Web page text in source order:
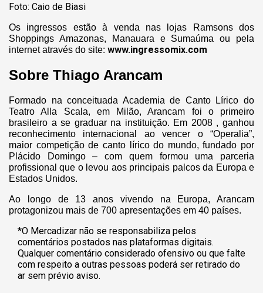
Foto: Caio de Biasi
Os ingressos estão à venda nas lojas Ramsons dos
Shoppings Amazonas, Manauara e Sumaúma ou pela
internet através do site: www.ingressomix.com
Sobre Thiago Arancam
Formado na conceituada Academia de Canto Lírico do
Teatro Alla Scala, em Milão, Arancam foi o primeiro
brasileiro a se graduar na instituição. Em 2008 , ganhou
reconhecimento internacional ao vencer o “Operalia”,
maior competição de canto lírico do mundo, fundado por
Plácido Domingo – com quem formou uma parceria
profissional que o levou aos principais palcos da Europa e
Estados Unidos.
Ao longo de 13 anos vivendo na Europa, Arancam
protagonizou mais de 700 apresentações em 40 países.
*O Mercadizar não se responsabiliza pelos
comentários postados nas plataformas digitais.
Qualquer comentário considerado ofensivo ou que falte
com respeito a outras pessoas poderá ser retirado do
ar sem prévio aviso.